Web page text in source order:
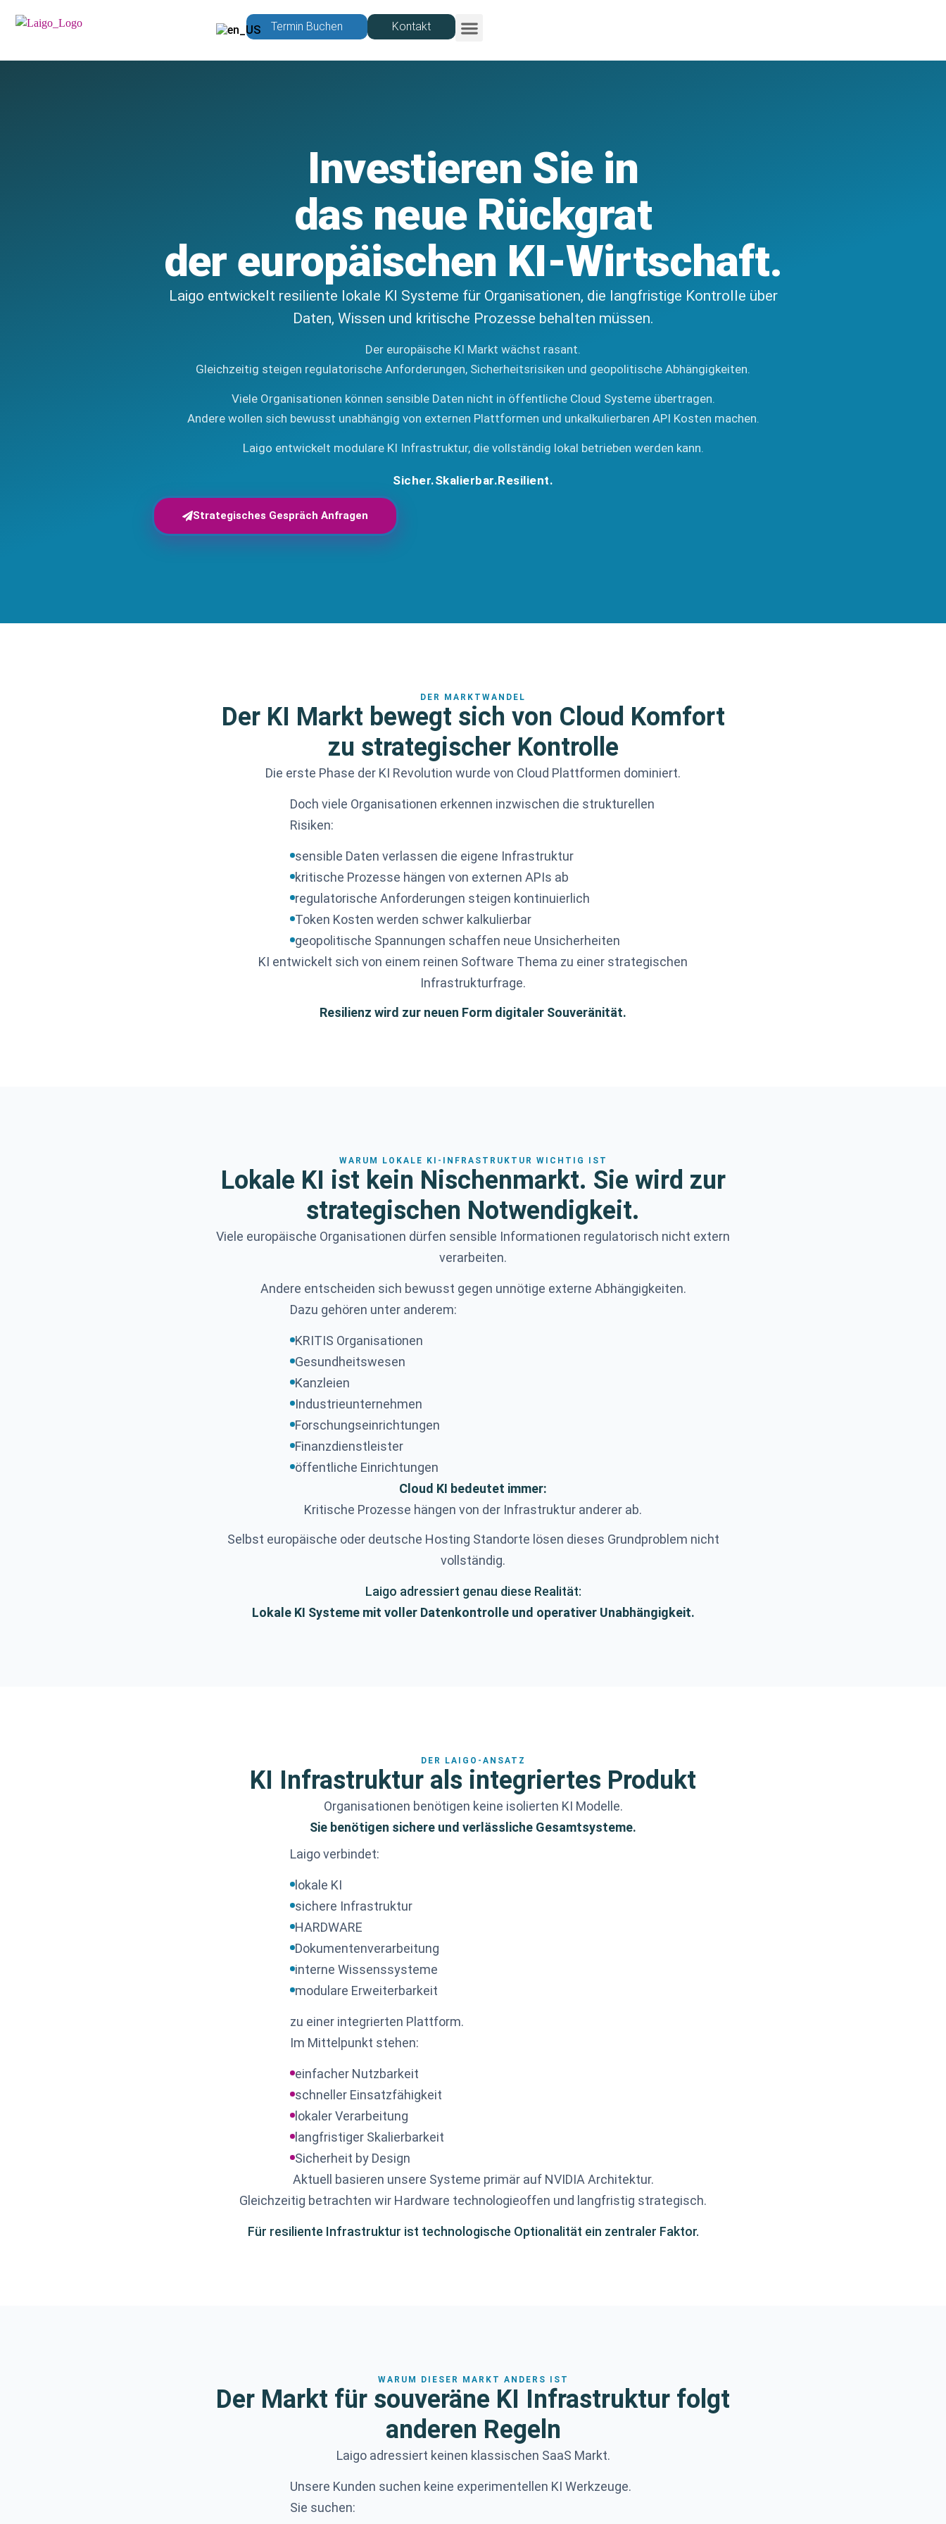
Termin Buchen Kontakt
Investieren Sie in
das neue Rückgrat
der europäischen KI-Wirtschaft.
Laigo entwickelt resiliente lokale KI Systeme für Organisationen, die langfristige Kontrolle über
Daten, Wissen und kritische Prozesse behalten müssen.
Der europäische KI Markt wächst rasant.
Gleichzeitig steigen regulatorische Anforderungen, Sicherheitsrisiken und geopolitische Abhängigkeiten.
Viele Organisationen können sensible Daten nicht in öffentliche Cloud Systeme übertragen.
Andere wollen sich bewusst unabhängig von externen Plattformen und unkalkulierbaren API Kosten machen.
Laigo entwickelt modulare KI Infrastruktur, die vollständig lokal betrieben werden kann.
Sicher.Skalierbar.Resilient.
Strategisches Gespräch Anfragen
DER MARKTWANDEL
Der KI Markt bewegt sich von Cloud Komfort
zu strategischer Kontrolle
Die erste Phase der KI Revolution wurde von Cloud Plattformen dominiert.
Doch viele Organisationen erkennen inzwischen die strukturellen
Risiken:
sensible Daten verlassen die eigene Infrastruktur
kritische Prozesse hängen von externen APIs ab
regulatorische Anforderungen steigen kontinuierlich
Token Kosten werden schwer kalkulierbar
geopolitische Spannungen schaffen neue Unsicherheiten
KI entwickelt sich von einem reinen Software Thema zu einer strategischen
Infrastrukturfrage.
Resilienz wird zur neuen Form digitaler Souveränität.
WARUM LOKALE KI-INFRASTRUKTUR WICHTIG IST
Lokale KI ist kein Nischenmarkt. Sie wird zur
strategischen Notwendigkeit.
Viele europäische Organisationen dürfen sensible Informationen regulatorisch nicht extern
verarbeiten.
Andere entscheiden sich bewusst gegen unnötige externe Abhängigkeiten.
Dazu gehören unter anderem:
KRITIS Organisationen
Gesundheitswesen
Kanzleien
Industrieunternehmen
Forschungseinrichtungen
Finanzdienstleister
öffentliche Einrichtungen
Cloud KI bedeutet immer:
Kritische Prozesse hängen von der Infrastruktur anderer ab.
Selbst europäische oder deutsche Hosting Standorte lösen dieses Grundproblem nicht
vollständig.
Laigo adressiert genau diese Realität:
Lokale KI Systeme mit voller Datenkontrolle und operativer Unabhängigkeit.
DER LAIGO-ANSATZ
KI Infrastruktur als integriertes Produkt
Organisationen benötigen keine isolierten KI Modelle.
Sie benötigen sichere und verlässliche Gesamtsysteme.
Laigo verbindet:
lokale KI
sichere Infrastruktur
HARDWARE
Dokumentenverarbeitung
interne Wissenssysteme
modulare Erweiterbarkeit
zu einer integrierten Plattform.
Im Mittelpunkt stehen:
einfacher Nutzbarkeit
schneller Einsatzfähigkeit
lokaler Verarbeitung
langfristiger Skalierbarkeit
Sicherheit by Design
Aktuell basieren unsere Systeme primär auf NVIDIA Architektur.
Gleichzeitig betrachten wir Hardware technologieoffen und langfristig strategisch.
Für resiliente Infrastruktur ist technologische Optionalität ein zentraler Faktor.
WARUM DIESER MARKT ANDERS IST
Der Markt für souveräne KI Infrastruktur folgt
anderen Regeln
Laigo adressiert keinen klassischen SaaS Markt.
Unsere Kunden suchen keine experimentellen KI Werkzeuge.
Sie suchen: